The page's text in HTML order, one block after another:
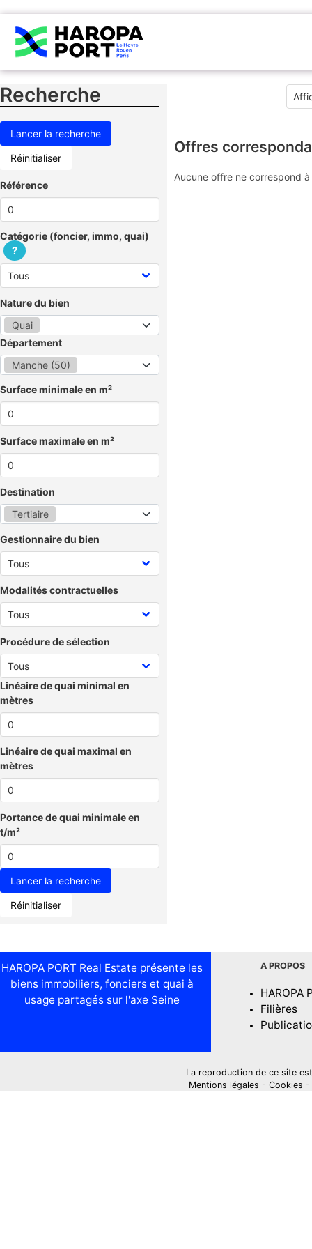
Recherche
Réinitialiser
Référence
Catégorie (foncier, immo, quai)
?
Nature du bien
Quai
Département
Manche (50)
Surface minimale en m²
Surface maximale en m²
Destination
Tertiaire
Gestionnaire du bien
Modalités contractuelles
Procédure de sélection
Linéaire de quai minimal en
mètres
Linéaire de quai maximal en
mètres
Portance de quai minimale en
t/m²
Réinitialiser
Offres
Aucune offre ne correspond
HAROPA PORT Real Estate présente les
biens immobiliers, fonciers et quai à
usage partagés sur l'axe Seine
A PROPOS
HAROPA
Filières
La reproduction de ce site
Mentions légales - Cookies -